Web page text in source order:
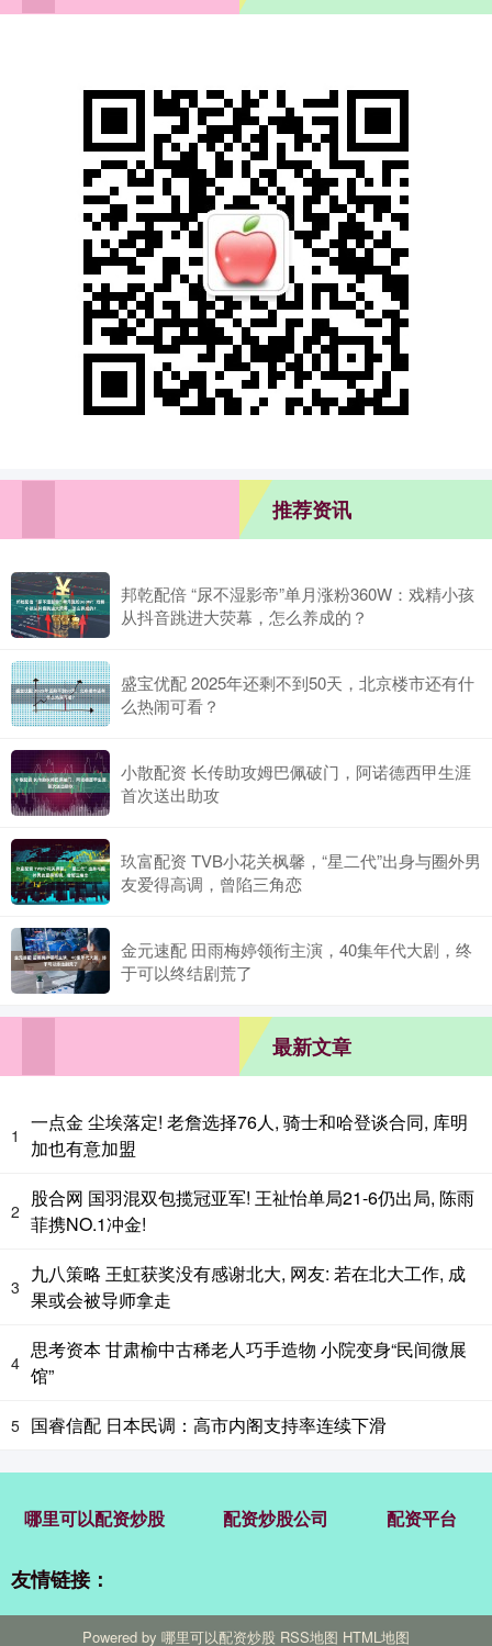
推荐资讯
邦乾配倍 “尿不湿影帝”单月涨粉360W：戏精小孩
从抖音跳进大荧幕，怎么养成的？
盛宝优配 2025年还剩不到50天，北京楼市还有什
么热闹可看？
小散配资 长传助攻姆巴佩破门，阿诺德西甲生涯
首次送出助攻
玖富配资 TVB小花关枫馨，“星二代”出身与圈外男
友爱得高调，曾陷三角恋
金元速配 田雨梅婷领衔主演，40集年代大剧，终
于可以终结剧荒了
最新文章
1
一点金 尘埃落定! 老詹选择76人, 骑士和哈登谈合同, 库明
加也有意加盟
2
股合网 国羽混双包揽冠亚军! 王祉怡单局21-6仍出局, 陈雨
菲携NO.1冲金!
3
九八策略 王虹获奖没有感谢北大, 网友: 若在北大工作, 成
果或会被导师拿走
4
思考资本 甘肃榆中古稀老人巧手造物 小院变身“民间微展
馆”
5 国睿信配 日本民调：高市内阁支持率连续下滑
哪里可以配资炒股 配资炒股公司 配资平台
友情链接：
Powered by 哪里可以配资炒股 RSS地图 HTML地图